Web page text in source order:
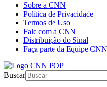
Sobre a CNN
Política de Privacidade
Termos de Uso
Fale com a CNN
Distribuição do Sinal
Faça parte da Equipe CNN
Buscar